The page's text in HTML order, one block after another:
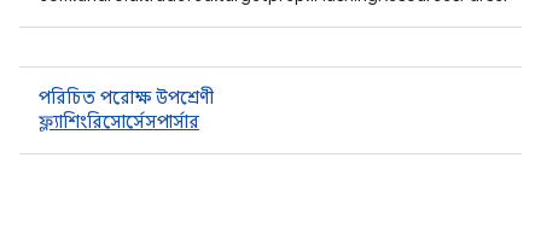
পরিচিত পরোক্ষ উপশ্রেণী
ফ্ল্যাশিংরিসোর্সেসপার্সার